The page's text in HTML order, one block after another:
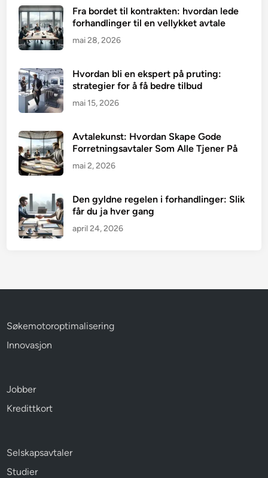
Fra bordet til kontrakten: hvordan lede
forhandlinger til en vellykket avtale
mai 28, 2026
Hvordan bli en ekspert på pruting:
strategier for å få bedre tilbud
mai 15, 2026
Avtalekunst: Hvordan Skape Gode
Forretningsavtaler Som Alle Tjener På
mai 2, 2026
Den gyldne regelen i forhandlinger: Slik
får du ja hver gang
april 24, 2026
Søkemotoroptimalisering
Innovasjon
Jobber
Kredittkort
Selskapsavtaler
Studier